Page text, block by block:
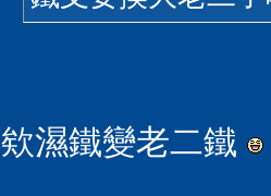
欸濕鐵變老二鐵